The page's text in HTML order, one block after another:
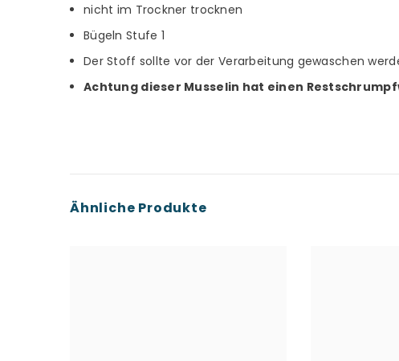
nicht im Trockner trocknen
Bügeln Stufe 1
Der Stoff sollte vor der Verarbeitung gewaschen
Achtung dieser Musselin hat einen
Ähnliche Produkte